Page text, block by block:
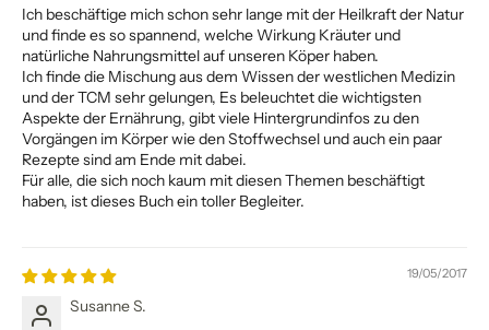
Ich beschäftige mich schon sehr lange mit der Heilkraft der Natur
und finde es so spannend, welche Wirkung Kräuter und
natürliche Nahrungsmittel auf unseren Köper haben.
Ich finde die Mischung aus dem Wissen der westlichen Medizin
und der TCM sehr gelungen, Es beleuchtet die wichtigsten
Aspekte der Ernährung, gibt viele Hintergrundinfos zu den
Vorgängen im Körper wie den Stoffwechsel und auch ein paar
Rezepte sind am Ende mit dabei.
Für alle, die sich noch kaum mit diesen Themen beschäftigt
haben, ist dieses Buch ein toller Begleiter.
19/05/2017
Susanne S.